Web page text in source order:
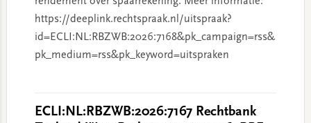
https://deeplink.rechtspraak.nl/uitspraak?
id=ECLI:NL:RBZWB:2026:7168&pk_campaign=rss&
pk_medium=rss&pk_keyword=uitspraken
ECLI:NL:RBZWB:2026:7167 Rechtbank